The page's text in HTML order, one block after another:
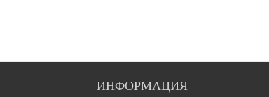
ИНФОРМАЦИЯ